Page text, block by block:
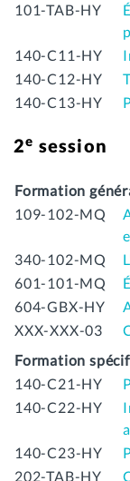
101-TAB-HY
140-C11-HY
140-C12-HY
140-C13-HY
2e session
Formation
109-102-MQ
340-102-MQ
601-101-MQ
604-GBX-HY
XXX-XXX-03
Formation
140-C21-HY
140-C22-HY
140-C23-HY
202-TAB-HY